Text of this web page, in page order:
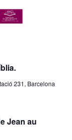
231, Barcelona
Jean au